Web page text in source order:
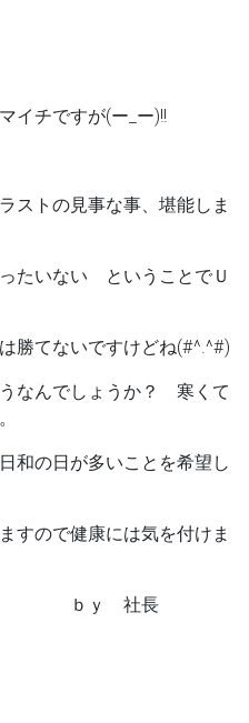
イチですが(ー_ー)!!
ストの見事な事、堪能しま
たいない ということでＵ
勝てないですけどね(#^.^#)
なんでしょうか？ 寒くて
和の日が多いことを希望し
ので健康には気を付けま
長